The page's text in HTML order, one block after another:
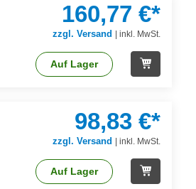
160,77 €*
zzgl. Versand |inkl. MwSt.
Auf Lager
98,83 €*
zzgl. Versand |inkl. MwSt.
Auf Lager